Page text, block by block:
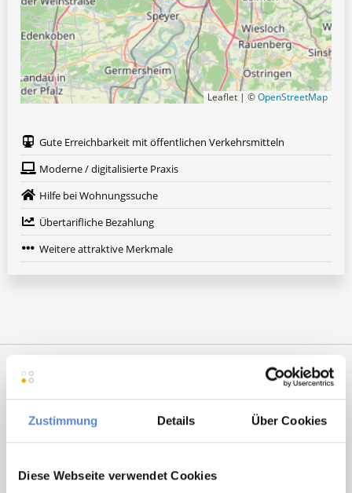
Zustimmung Details Über Cookies
Diese Webseite verwendet Cookies
Leaflet | ©OpenStreetMap
Gute Erreichbarkeit mit öffentlichen Verkehrsmitteln
Moderne / digitalisierte Praxis
Hilfe bei Wohnungssuche
Übertarifliche Bezahlung
Weitere attraktive Merkmale